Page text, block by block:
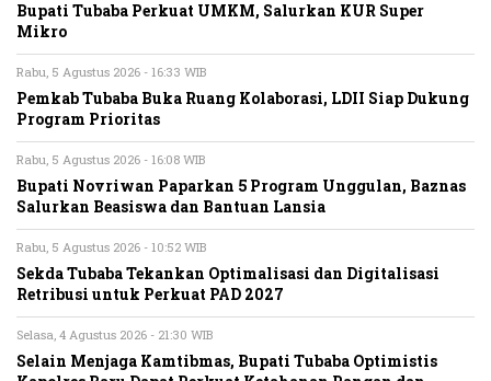
Bupati Tubaba Perkuat UMKM, Salurkan KUR Super
Mikro
Rabu, 5 Agustus 2026 - 16:33 WIB
Pemkab Tubaba Buka Ruang Kolaborasi, LDII Siap Dukung
Program Prioritas
Rabu, 5 Agustus 2026 - 16:08 WIB
Bupati Novriwan Paparkan 5 Program Unggulan, Baznas
Salurkan Beasiswa dan Bantuan Lansia
Rabu, 5 Agustus 2026 - 10:52 WIB
Sekda Tubaba Tekankan Optimalisasi dan Digitalisasi
Retribusi untuk Perkuat PAD 2027
Selasa, 4 Agustus 2026 - 21:30 WIB
Selain Menjaga Kamtibmas, Bupati Tubaba Optimistis